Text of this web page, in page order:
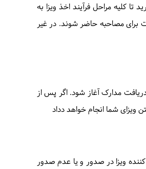
کلیه مراحل فرآیند اخذ ویزا به
برای مصاحبه حاضر شوند. در غیر
دریافت مدارک آغاز شود. اگر پس از
ویزای شما انجام خواهد دداد
ویزا در صدور و یا عدم صدور